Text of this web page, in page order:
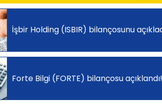
İşbir Holding (ISBIR) bilançosunu
Forte Bilgi (FORTE) bilançosu